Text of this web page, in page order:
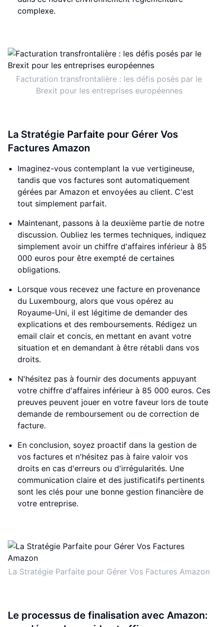
complexe.
Facturation transfrontalière : les défis posés par le
Brexit pour les entreprises européennes
La Stratégie Parfaite pour Gérer Vos
Factures Amazon
Imaginez-vous contemplant la vue vertigineuse,
tandis que vos factures sont automatiquement
gérées par Amazon et envoyées au client. C'est
tout simplement parfait.
Maintenant, passons à la deuxième partie de notre
discussion. Oubliez les termes techniques, indiquez
simplement avoir un chiffre d'affaires inférieur à 85
000 euros pour être exempté de certaines
obligations.
Lorsque vous recevez une facture en provenance
du Luxembourg, alors que vous opérez au
Royaume-Uni, il est légitime de demander des
explications et des remboursements. Rédigez un
email clair et concis, en mettant en avant votre
situation et en demandant à être rétabli dans vos
droits.
N'hésitez pas à fournir des documents appuyant
votre chiffre d'affaires inférieur à 85 000 euros. Ces
preuves peuvent jouer en votre faveur lors de toute
demande de remboursement ou de correction de
facture.
En conclusion, soyez proactif dans la gestion de
vos factures et n'hésitez pas à faire valoir vos
droits en cas d'erreurs ou d'irrégularités. Une
communication claire et des justificatifs pertinents
sont les clés pour une bonne gestion financière de
votre entreprise.
La Stratégie Parfaite pour Gérer Vos Factures Amazon
Le processus de finalisation avec Amazon: